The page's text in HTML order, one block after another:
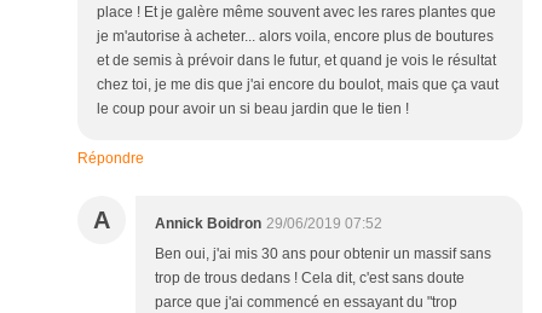
place ! Et je galère même souvent avec les rares plantes que
je m'autorise à acheter... alors voila, encore plus de boutures
et de semis à prévoir dans le futur, et quand je vois le résultat
chez toi, je me dis que j'ai encore du boulot, mais que ça vaut
le coup pour avoir un si beau jardin que le tien !
Répondre
A Annick Boidron 29/06/2019 07:52
Ben oui, j'ai mis 30 ans pour obtenir un massif sans
trop de trous dedans ! Cela dit, c'est sans doute
parce que j'ai commencé en essayant du "trop